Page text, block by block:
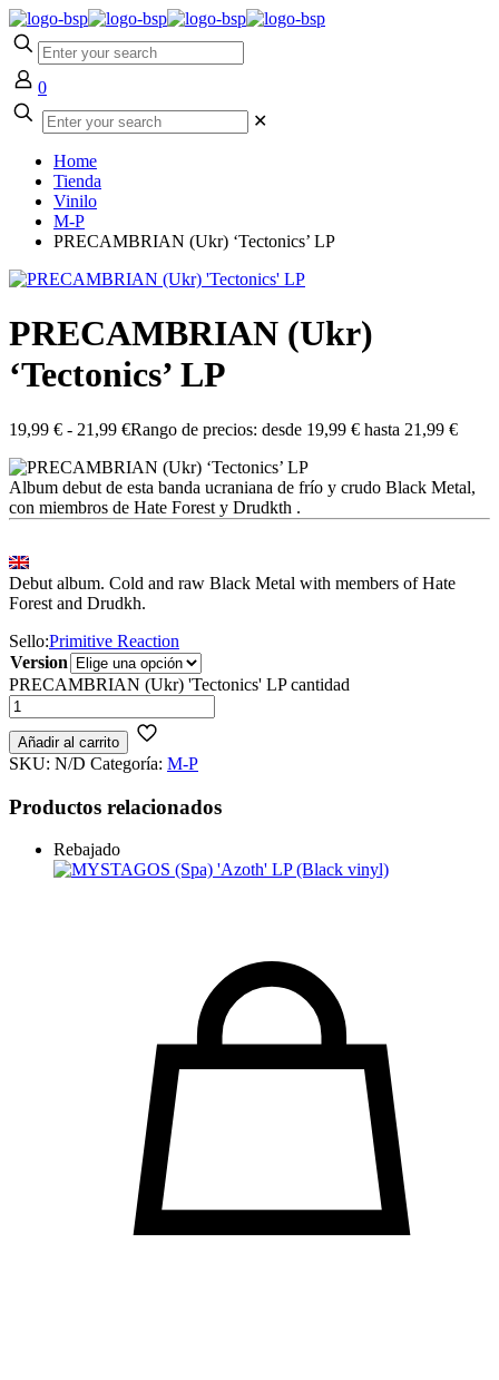
0
✕
Home
Tienda
Vinilo
M-P
PRECAMBRIAN (Ukr) ‘Tectonics’ LP
PRECAMBRIAN (Ukr)
‘Tectonics’ LP
19,99 € - 21,99 €Rango de precios: desde 19,99 € hasta 21,99 €
Album debut de esta banda ucraniana de frío y crudo Black Metal,
con miembros de Hate Forest y Drudkth .
Debut album. Cold and raw Black Metal with members of Hate
Forest and Drudkh.
Sello:Primitive Reaction
Version
PRECAMBRIAN (Ukr) 'Tectonics' LP cantidad
Añadir al carrito
SKU: N/D Categoría: M-P
Productos relacionados
Rebajado